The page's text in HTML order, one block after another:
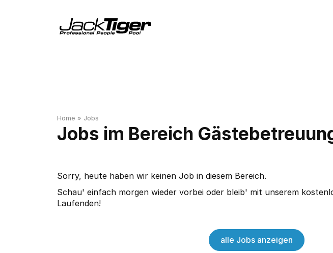
Home » Jobs
Jobs im Bereich
Sorry, heute haben wir keinen Job in diesem Bereich.
Schau' einfach morgen wieder vorbei oder bleib' mit unserem
Laufenden!
alle Jobs anzeigen